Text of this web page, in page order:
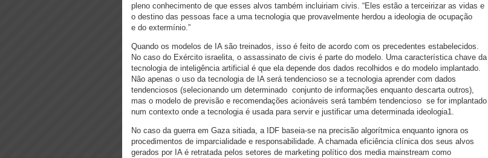
pleno conhecimento de que esses alvos também incluiriam civis. “Eles estão a terceirizar as vidas e
o destino das pessoas face a uma tecnologia que provavelmente herdou a ideologia de ocupação
e do extermínio.”
Quando os modelos de IA são treinados, isso é feito de acordo com os precedentes estabelecidos.
No caso do Exército israelita, o assassinato de civis é parte do modelo. Uma característica chave da
tecnologia de inteligência artificial é que ela depende dos dados recolhidos e do modelo implantado.
Não apenas o uso da tecnologia de IA será tendencioso se a tecnologia aprender com dados
tendenciosos (selecionando um determinado conjunto de informações enquanto descarta outros),
mas o modelo de previsão e recomendações acionáveis será também tendencioso se for implantado
num contexto onde a tecnologia é usada para servir e justificar uma determinada ideologia1.
No caso da guerra em Gaza sitiada, a IDF baseia-se na precisão algorítmica enquanto ignora os
procedimentos de imparcialidade e responsabilidade. A chamada eficiência clínica dos seus alvos
gerados por IA é retratada pelos setores de marketing político dos media mainstream como